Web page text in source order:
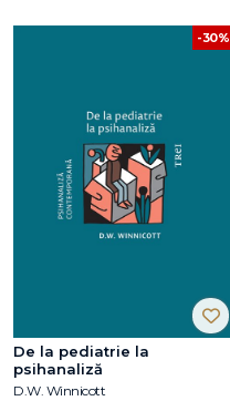
-30%
De la pediatrie la
psihanaliză
D.W. Winnicott